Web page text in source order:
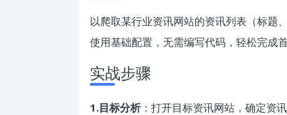
以爬取某行业资讯网站的资讯列表（标题
使用基础配置，无需编写代码，轻松完成首
实战步骤
1.目标分析 ：打开目标资讯网站，确定资